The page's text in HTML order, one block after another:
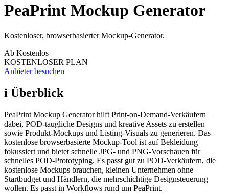
PeaPrint Mockup Generator
Kostenloser, browserbasierter Mockup-Generator.
Ab Kostenlos
KOSTENLOSER PLAN
Anbieter besuchen
i Überblick
PeaPrint Mockup Generator hilft Print-on-Demand-Verkäufern
dabei, POD-taugliche Designs und kreative Assets zu erstellen
sowie Produkt-Mockups und Listing-Visuals zu generieren. Das
kostenlose browserbasierte Mockup-Tool ist auf Bekleidung
fokussiert und bietet schnelle JPG- und PNG-Vorschauen für
schnelles POD-Prototyping. Es passt gut zu POD-Verkäufern, die
kostenlose Mockups brauchen, kleinen Unternehmen ohne
Startbudget und Händlern, die mehrschichtige Designsteuerung
wollen. Es passt in Workflows rund um PeaPrint.